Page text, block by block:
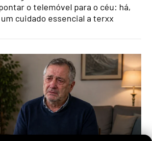
o telemóvel para o céu: há,
cuidado essencial a terxx